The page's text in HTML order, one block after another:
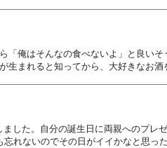
俺はそんなの食べないよ」と良い
まれると知ってから、大好きなお酒
した。自分の誕生日に両親へのプレ
れないのでその日がイイかなと思っ